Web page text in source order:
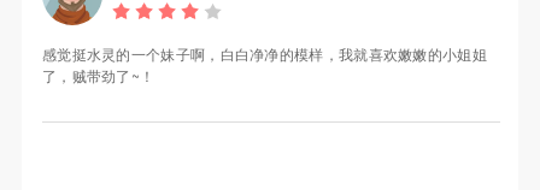
感觉挺水灵的一个妹子啊，白白净净的模样，我就喜欢嫩嫩的小姐姐
了，贼带劲了~！